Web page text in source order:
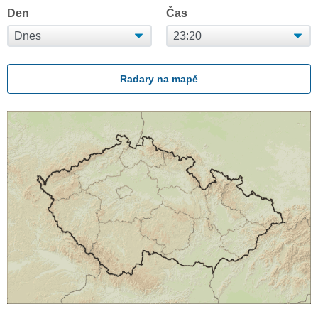
Den Čas
Radary na mapě